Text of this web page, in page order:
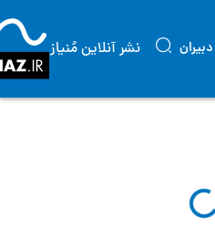
دبیران نشر آنلاین مُنیاز